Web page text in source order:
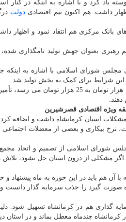
یاد کرد و با اشاره به اینکه در
داشت: هم اکنون تیم اقتصادی دولت
بانک مرکزی هم انتقاد نمود و
بعنوان جهش تولید نامگذاری شده،
شورای اسلامی با اشاره به اینکه
این شرایط برای کمک به بخش تولید شد.
حیدری اظهار نمود: در شرایطی که قیمت دلار از
دهند.
ویژه اقتصادی قصرشیرین
استان کرمانشاه داشت و اضافه
نرخ بیکاری و بعضی از معضلات اجتماعی
شورای اسلامی از تصمیم و اتحاد مجمع
مشکلی از درون استان حل نشود، تلاش
هم باید در این حوزه به ماه پیشنهاد
صورت گیرد را جذب سرمایه گذار
گذاری هم در کرمانشاه تسهیل شود.
چندماه معطل بماند و در استان